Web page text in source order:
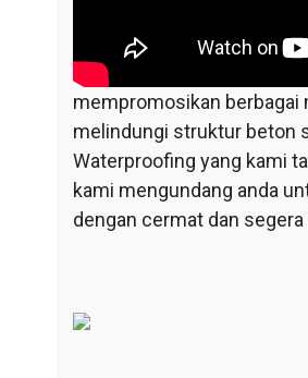
mempromosikan berbagai
melindungi struktur beton
Waterproofing yang kami
kami mengundang anda
dengan cermat dan